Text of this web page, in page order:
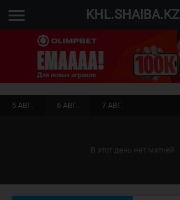
menu KHL.SHAIBA.KZ
5 АВГ. 6 АВГ. 7 АВГ.
В этот день нет матчей